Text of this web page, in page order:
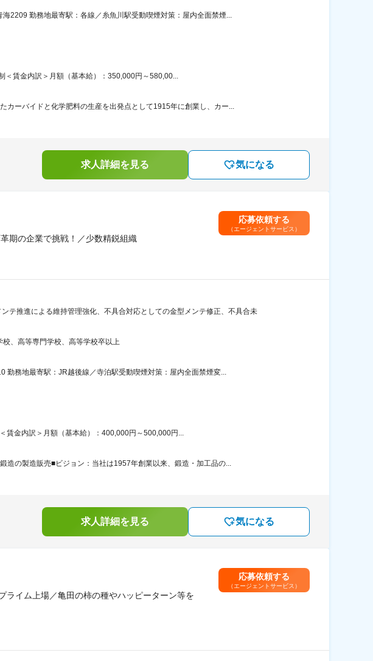
2209 勤務地最寄駅：各線／糸魚川駅受動喫煙対策：屋内全面禁煙...
＜賃金内訳＞月額（基本給）：350,000円～580,00...
カーバイドと化学肥料の生産を出発点として1915年に創業し、カー...
求人詳細を見る 気になる
期の企業で挑戦！／少数精鋭組織
応募依頼する
（エージェントサービス）
テ推進による維持管理強化、不具合対応としての金型メンテ修正、不具合未
、高等専門学校、高等学校卒以上
勤務地最寄駅：JR越後線／寺泊駅受動喫煙対策：屋内全面禁煙変...
賃金内訳＞月額（基本給）：400,000円～500,000円...
造の製造販売■ビジョン：当社は1957年創業以来、鍛造・加工品の...
求人詳細を見る 気になる
ライム上場／亀田の柿の種やハッピーターン等を
応募依頼する
（エージェントサービス）